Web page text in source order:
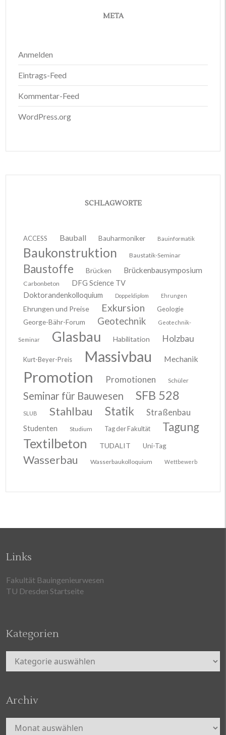
META
Anmelden
Eintrags-Feed
Kommentar-Feed
WordPress.org
SCHLAGWORTE
ACCESS Bauball Bauharmoniker Bauinformatik
Baukonstruktion Baustatik-Seminar
Baustoffe Brücken Brückenbausymposium
Carbonbeton
DFG Science TV
Doktorandenkolloquium
Doppeldiplom Ehrungen
Ehrungen und Preise Exkursion
Geologie
George-Bähr-Forum
Geotechnik Geotechnik-
Seminar Glasbau Habilitation Holzbau
Kurt-Beyer-Preis Massivbau Mechanik
Promotion Promotionen Schüler
Seminar für Bauwesen SFB 528
SLUB Stahlbau Statik Straßenbau
Studenten Studium Tag der Fakultät Tagung
Textilbeton TUDALIT Uni-Tag
Wasserbau Wasserbaukolloquium Wettbewerb
Links
Fakultät Bauingenieurwesen
TU Dresden Startseite
Kategorien
Kategorien
Archiv
Archiv